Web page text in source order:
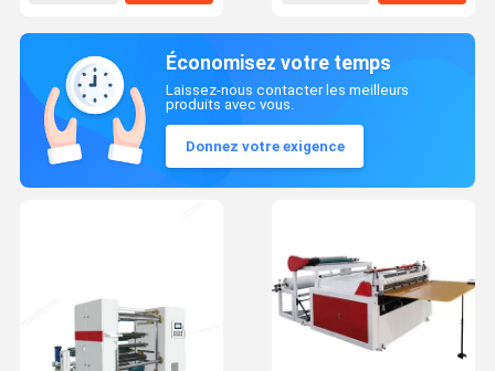
Économisez votre temps
Laissez-nous contacter les meilleurs
produits avec vous.
Donnez votre exigence